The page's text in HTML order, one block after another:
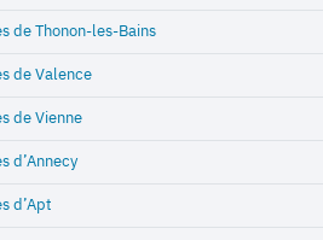
de Thonon-les-Bains
de Valence
de Vienne
d’Annecy
d’Apt